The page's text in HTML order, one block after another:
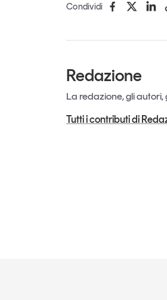
Condividi
Redazione
La redazione, gli autori,
Tutti i contributi di